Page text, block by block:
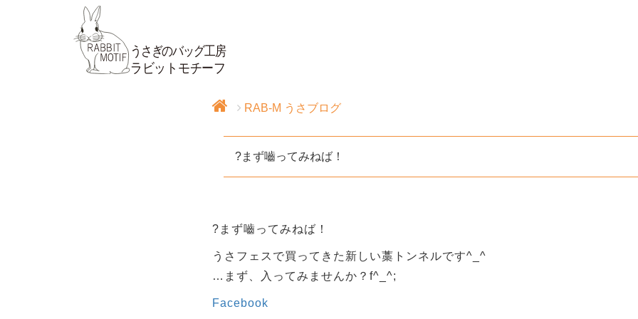
RAB-M うさブログ
?まず嚙ってみねば！
?まず嚙ってみねば！
うさフェスで買ってきた新しい藁トンネルです^_^
…まず、入ってみませんか？f^_^;
Facebook